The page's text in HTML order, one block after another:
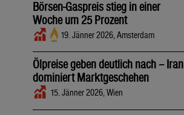
Börsen-Gaspreis stieg in einer
Woche um 25 Prozent
19. Jänner 2026, Amsterdam
Ölpreise geben deutlich nach – Iran
dominiert Marktgeschehen
15. Jänner 2026, Wien